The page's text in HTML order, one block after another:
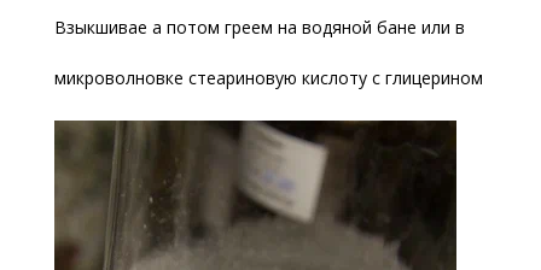
Взыкшивае а потом греем на водяной бане или в
микроволновке стеариновую кислоту с глицерином